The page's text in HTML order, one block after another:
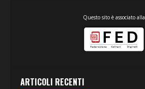
Questo sito è associato alla
ARTICOLI RECENTI